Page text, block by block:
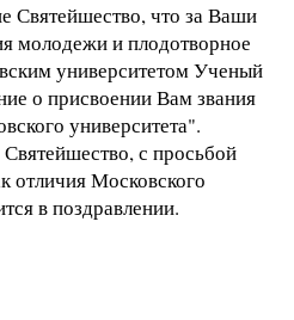
Святейшество, что за Ваши
молодежи и плодотворное
университетом Ученый
о присвоении Вам звания
университета".
с просьбой
отличия Московского
в поздравлении.